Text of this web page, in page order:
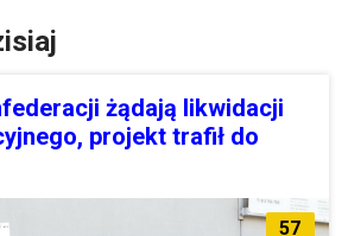
żądają likwidacji
projekt trafił do
57